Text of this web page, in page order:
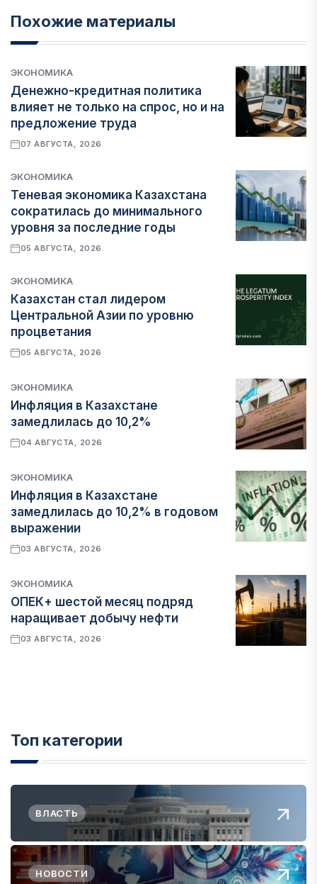
Похожие материалы
ЭКОНОМИКА
Денежно-кредитная политика
влияет не только на спрос, но и на
предложение труда
07 АВГУСТА, 2026
ЭКОНОМИКА
Теневая экономика Казахстана
сократилась до минимального
уровня за последние годы
05 АВГУСТА, 2026
ЭКОНОМИКА
Казахстан стал лидером
Центральной Азии по уровню
процветания
05 АВГУСТА, 2026
ЭКОНОМИКА
Инфляция в Казахстане
замедлилась до 10,2%
04 АВГУСТА, 2026
ЭКОНОМИКА
Инфляция в Казахстане
замедлилась до 10,2% в годовом
выражении
03 АВГУСТА, 2026
ЭКОНОМИКА
ОПЕК+ шестой месяц подряд
наращивает добычу нефти
03 АВГУСТА, 2026
Топ категории
ВЛАСТЬ
НОВОСТИ